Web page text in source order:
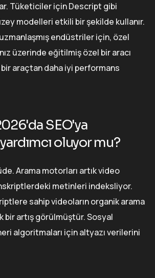
Tüketiciler için Descript gibi
modelleri etkili bir şekilde kullanır.
endüstriler için, özel
üzerinde eğitilmiş özel bir aracı
araçtan daha iyi performans
SEO'ya
oluyor mu?
Arama motorları artık video
metinleri indeksliyor.
sahip videoların organik arama
artış görülmüştür. Sosyal
algoritmaları için altyazı verilerini